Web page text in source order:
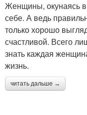
Женщины, окунаясь
себе. А ведь
только хорошо
счастливой. Всего
знать каждая
жизнь.
читать дальше →